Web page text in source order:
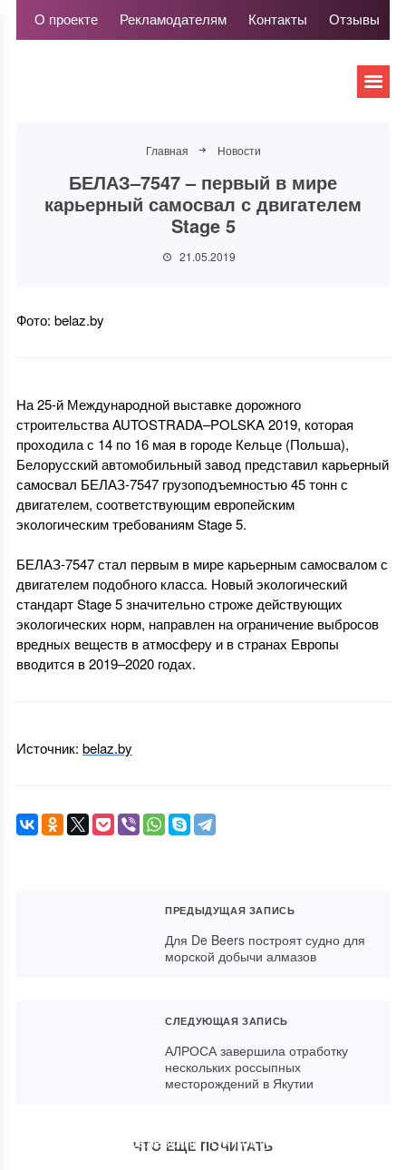
О проекте Рекламодателям Контакты Отзывы
Главная Новости
БЕЛАЗ–7547 – первый в мире
карьерный самосвал с двигателем
Stage 5
21.05.2019
Фото: belaz.by
На 25-й Международной выставке дорожного
строительства AUTOSTRADA–POLSKA 2019, которая
проходила с 14 по 16 мая в городе Кельце (Польша),
Белорусский автомобильный завод представил карьерный
самосвал БЕЛАЗ-7547 грузоподъемностью 45 тонн с
двигателем, соответствующим европейским
экологическим требованиям Stage 5.
БЕЛАЗ-7547 стал первым в мире карьерным самосвалом с
двигателем подобного класса. Новый экологический
стандарт Stage 5 значительно строже действующих
экологических норм, направлен на ограничение выбросов
вредных веществ в атмосферу и в странах Европы
вводится в 2019–2020 годах.
Источник: belaz.by
ПРЕДЫДУЩАЯ ЗАПИСЬ
Для De Beers построят судно для
морской добычи алмазов
СЛЕДУЮЩАЯ ЗАПИСЬ
АЛРОСА завершила отработку
нескольких россыпных
месторождений в Якутии
ЧТО ЕЩЕ ПОЧИТАТЬ
На Яковлевский ГОК поступила